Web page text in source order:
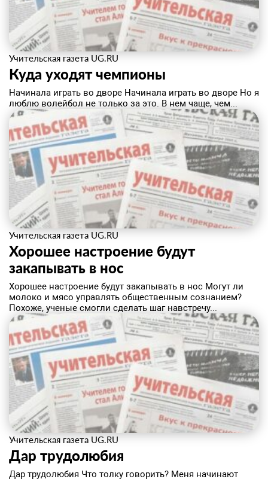
Учительская газета UG.RU
Куда уходят чемпионы
Начинала играть во дворе Начинала играть во дворе Но я
люблю волейбол не только за это. В нем чаще, чем...
Учительская газета UG.RU
Хорошее настроение будут
закапывать в нос
Хорошее настроение будут закапывать в нос Могут ли
молоко и мясо управлять общественным сознанием?
Похоже, ученые смогли сделать шаг навстречу...
Учительская газета UG.RU
Дар трудолюбия
Дар трудолюбия Что толку говорить? Меня начинают